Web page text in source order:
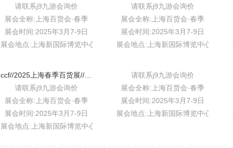
请联系j9九游会询价
展会全称:上海百货会·春季
展会时间:2025年3月7-9日
展会地点:上海新国际博览中心w1-w5
请联系j9九游会询价
展会全称:上海百货会·春季
展会时间:2025年3月7-9日
展会地点:上海新国际博览中心w1-w5
ccf//2025上海春季百货展//上海国际日用百货商品(春季)博览会
请联系j9九游会询价
展会全称:上海百货会·春季
展会时间:2025年3月7-9日
展会地点:上海新国际博览中心w1-w5
请联系j9九游会询价
展会全称:上海百货会·春季
展会时间:2025年3月7-9日
展会地点:上海新国际博览中心w1-w5